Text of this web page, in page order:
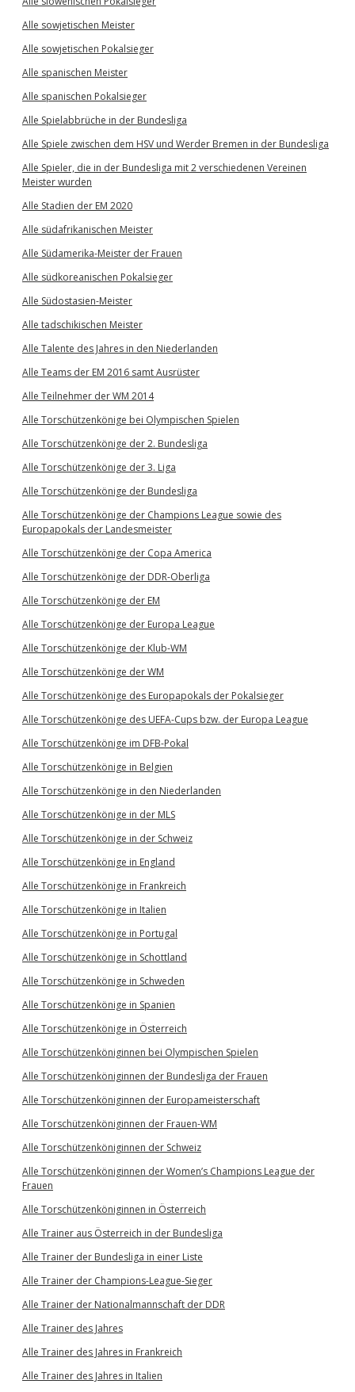
Alle sowjetischen Meister
Alle sowjetischen Pokalsieger
Alle spanischen Meister
Alle spanischen Pokalsieger
Alle Spielabbrüche in der Bundesliga
Alle Spiele zwischen dem HSV und Werder Bremen in der Bundesliga
Alle Spieler, die in der Bundesliga mit 2 verschiedenen Vereinen
Meister wurden
Alle Stadien der EM 2020
Alle südafrikanischen Meister
Alle Südamerika-Meister der Frauen
Alle südkoreanischen Pokalsieger
Alle Südostasien-Meister
Alle tadschikischen Meister
Alle Talente des Jahres in den Niederlanden
Alle Teams der EM 2016 samt Ausrüster
Alle Teilnehmer der WM 2014
Alle Torschützenkönige bei Olympischen Spielen
Alle Torschützenkönige der 2. Bundesliga
Alle Torschützenkönige der 3. Liga
Alle Torschützenkönige der Bundesliga
Alle Torschützenkönige der Champions League sowie des
Europapokals der Landesmeister
Alle Torschützenkönige der Copa America
Alle Torschützenkönige der DDR-Oberliga
Alle Torschützenkönige der EM
Alle Torschützenkönige der Europa League
Alle Torschützenkönige der Klub-WM
Alle Torschützenkönige der WM
Alle Torschützenkönige des Europapokals der Pokalsieger
Alle Torschützenkönige des UEFA-Cups bzw. der Europa League
Alle Torschützenkönige im DFB-Pokal
Alle Torschützenkönige in Belgien
Alle Torschützenkönige in den Niederlanden
Alle Torschützenkönige in der MLS
Alle Torschützenkönige in der Schweiz
Alle Torschützenkönige in England
Alle Torschützenkönige in Frankreich
Alle Torschützenkönige in Italien
Alle Torschützenkönige in Portugal
Alle Torschützenkönige in Schottland
Alle Torschützenkönige in Schweden
Alle Torschützenkönige in Spanien
Alle Torschützenkönige in Österreich
Alle Torschützenköniginnen bei Olympischen Spielen
Alle Torschützenköniginnen der Bundesliga der Frauen
Alle Torschützenköniginnen der Europameisterschaft
Alle Torschützenköniginnen der Frauen-WM
Alle Torschützenköniginnen der Schweiz
Alle Torschützenköniginnen der Women’s Champions League der
Frauen
Alle Torschützenköniginnen in Österreich
Alle Trainer aus Österreich in der Bundesliga
Alle Trainer der Bundesliga in einer Liste
Alle Trainer der Champions-League-Sieger
Alle Trainer der Nationalmannschaft der DDR
Alle Trainer des Jahres
Alle Trainer des Jahres in Frankreich
Alle Trainer des Jahres in Italien